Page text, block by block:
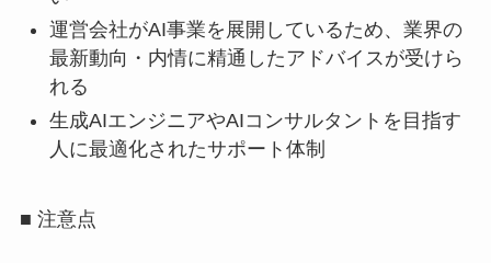
運営会社がAI事業を展開しているため、業界の
最新動向・内情に精通したアドバイスが受けら
れる
生成AIエンジニアやAIコンサルタントを目指す
人に最適化されたサポート体制
■ 注意点